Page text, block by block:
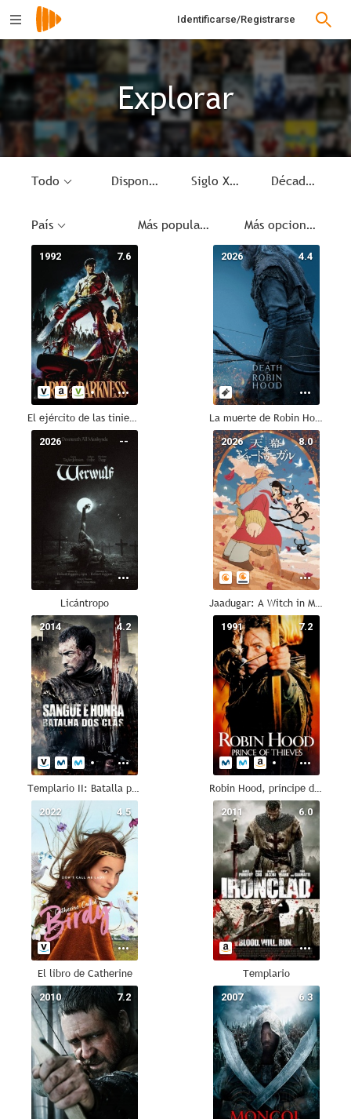
Identificarse/Registrarse
Explorar
Todo Disponible Siglo XIII Década
País Más populares Más opciones
7.6
1992
El ejército de las tinieblas
4.4
2026
La muerte de Robin Hood
--
2026
Licántropo
8.0
2026
Jaadugar: A Witch in Mongolia
4.2
2014
Templario II: Batalla por la sangre
7.2
1991
Robin Hood, príncipe de los ladrones
4.5
2022
El libro de Catherine
6.0
2011
Templario
7.2
2010 6.3
2007